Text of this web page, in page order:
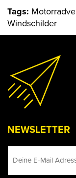
Tags:
Windschilder
NEWSLETTER